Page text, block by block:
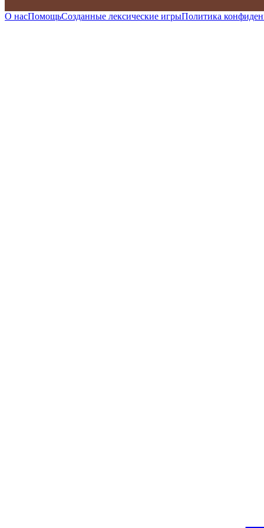
О насПомощьСозданные лексические игрыПолитика